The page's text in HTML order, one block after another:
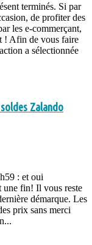
terminés. Si par
de profiter des
les e-commerçant,
! Afin de vous faire
a sélectionnée
Zalando
: et oui
une fin! Il vous reste
démarque. Les
prix sans merci